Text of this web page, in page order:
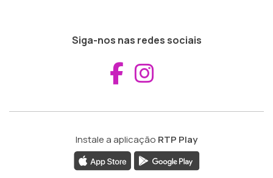
Siga-nos nas redes sociais
Aceder ao
Instale a aplicação RTP Play